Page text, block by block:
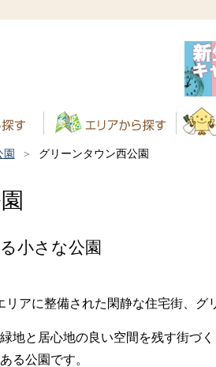
園 グリーンタウン西公園
小さな公園
リアに整備された閑静な住宅街、グ
地と居心地の良い空間を残す街づ
る公園です。